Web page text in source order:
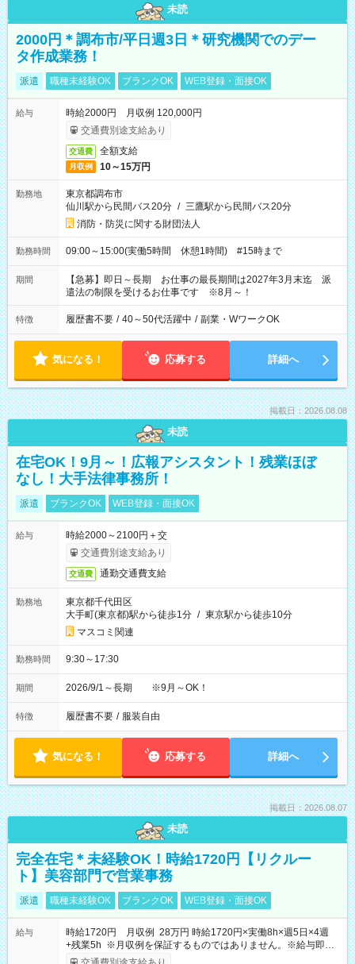
未読
2000円＊調布市/平日週3日＊研究機関でのデー
タ作成業務！
派遣 職種未経験OK ブランクOK WEB登録・面接OK
給与
時給2000円 月収例 120,000円
交通費別途支給あり
交通費 全額支給
月収例 10～15万円
勤務地
東京都調布市
仙川駅から民間バス20分 / 三鷹駅から民間バス20分
消防・防災に関する財団法人
勤務時間 09:00～15:00(実働5時間 休憩1時間) #15時まで
期間
【急募】即日～長期 お仕事の最長期間は2027年3月末迄 派
遣法の制限を受けるお仕事です ※8月～！
特徴 履歴書不要 / 40～50代活躍中 / 副業・WワークOK
気になる！ 応募する 詳細へ
掲載日：2026.08.08
未読
在宅OK！9月～！広報アシスタント！残業ほぼ
なし！大手法律事務所！
派遣 ブランクOK WEB登録・面接OK
給与
時給2000～2100円＋交
交通費別途支給あり
交通費 通勤交通費支給
勤務地
東京都千代田区
大手町(東京都)駅から徒歩1分 / 東京駅から徒歩10分
マスコミ関連
勤務時間 9:30～17:30
期間 2026/9/1～長期 ※9月～OK！
特徴 履歴書不要 / 服装自由
気になる！ 応募する 詳細へ
掲載日：2026.08.07
未読
完全在宅＊未経験OK！時給1720円【リクルー
ト】美容部門で営業事務
派遣 職種未経験OK ブランクOK WEB登録・面接OK
給与
時給1720円 月収例 28万円 時給1720円×実働8h×週5日×4週
+残業5h ※月収例を保証するものではありません。※給与即受
取りサービス利用可（利用条件有）